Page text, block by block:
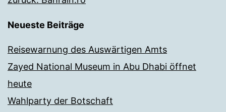
Neueste Beiträge
Reisewarnung des Auswärtigen Amts
Zayed National Museum in Abu Dhabi öffnet
heute
Wahlparty der Botschaft